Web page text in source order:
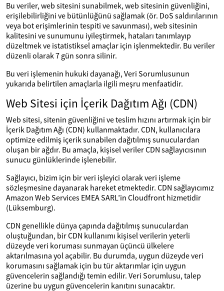
Bu veriler, web sitesini sunabilmek, web sitesinin güvenliğini,
erişilebilirliğini ve bütünlüğünü sağlamak (ör. DoS saldırılarının
veya bot erişimlerinin tespiti ve savunması), web sitesinin
kalitesini ve sunumunu iyileştirmek, hataları tanımlayıp
düzeltmek ve istatistiksel amaçlar için işlenmektedir. Bu veriler
düzenli olarak 7 gün sonra silinir.
Bu veri işlemenin hukuki dayanağı, Veri Sorumlusunun
yukarıda belirtilen amaçlarla ilgili meşru menfaatidir.
Web Sitesi için İçerik Dağıtım Ağı (CDN)
Web sitesi, sitenin güvenliğini ve teslim hızını artırmak için bir
İçerik Dağıtım Ağı (CDN) kullanmaktadır. CDN, kullanıcılara
optimize edilmiş içerik sunabilen dağıtılmış sunuculardan
oluşan bir ağdır. Bu amaçla, kişisel veriler CDN sağlayıcısının
sunucu günlüklerinde işlenebilir.
Sağlayıcı, bizim için bir veri işleyici olarak veri işleme
sözleşmesine dayanarak hareket etmektedir. CDN sağlayıcımız
Amazon Web Services EMEA SARL’in Cloudfront hizmetidir
(Lüksemburg).
CDN genellikle dünya çapında dağıtılmış sunuculardan
oluştuğundan, bir CDN kullanımı kişisel verilerin yeterli
düzeyde veri koruması sunmayan üçüncü ülkelere
aktarılmasına yol açabilir. Bu durumda, uygun düzeyde veri
korumasını sağlamak için bu tür aktarımlar için uygun
güvencelerin sağlandığı temin edilir. Veri Sorumlusu, talep
üzerine bu uygun güvencelerin kanıtını sunacaktır.